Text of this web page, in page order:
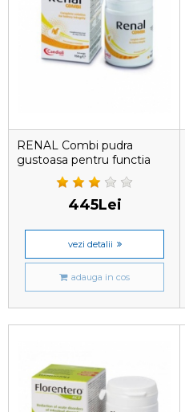
RENAL Combi pudra
gustoasa pentru functia
445Lei
vezi detalii
adauga in cos